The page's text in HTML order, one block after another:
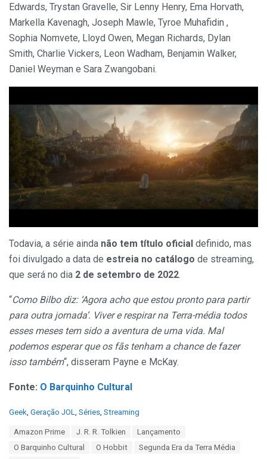
Edwards, Trystan Gravelle, Sir Lenny Henry, Ema Horvath,
Markella Kavenagh, Joseph Mawle, Tyroe Muhafidin ,
Sophia Nomvete, Lloyd Owen, Megan Richards, Dylan
Smith, Charlie Vickers, Leon Wadham, Benjamin Walker,
Daniel Weyman e Sara Zwangobani.
Todavia, a série ainda não tem título oficial definido, mas
foi divulgado a data de estreia no catálogo de streaming,
que será no dia 2 de setembro de 2022.
“Como Bilbo diz: ‘Agora acho que estou pronto para partir
para outra jornada’. Viver e respirar na Terra-média todos
esses meses tem sido a aventura de uma vida. Mal
podemos esperar que os fãs tenham a chance de fazer
isso também“, disseram Payne e McKay.
Fonte: O Barquinho Cultural
C
Geek Geração JOL Séries Streaming
Amazon Prime J. R. R. Tolkien
Lançamento
O Barquinho Cultural
O Hobbit
Segunda Era da Terra Média